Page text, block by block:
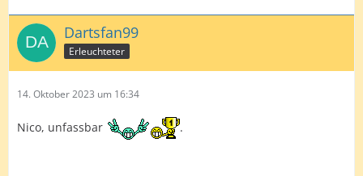
Dartsfan99
Erleuchteter
14. Oktober 2023 um 16:34
Nico, unfassbar .